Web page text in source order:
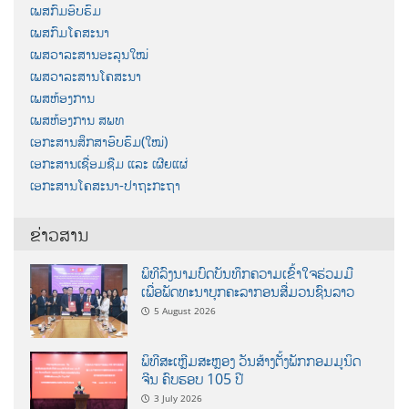
ເພສກົມອົບຮົມ
ເພສກົມໂຄສະນາ
ເພສວາລະສານອະລຸນໃໝ່
ເພສວາລະສານໂຄສະນາ
ເພສຫ້ອງການ
ເພສຫ້ອງການ ສພທ
ເອກະສານສຶກສາອົບຮົມ(ໃໝ່)
ເອກະສານເຊື່ອມຊືມ ແລະ ເຜີຍແຜ່
ເອກະສານໂຄສະນາ-ປາຖະກະຖາ
ຂ່າວສານ
ພິທີລົງນາມບົດບັນທຶກຄວາມເຂົ້າໃຈຮ່ວມມື
ເພື່ອພັດທະນາບຸກຄະລາກອນສື່ມວນຊົນລາວ
5 August 2026
ພິທີສະເຫຼີມສະຫຼອງ ວັນສ້າງຕັ້ງພັກກອມມູນິດ
ຈີນ ຄົບຮອບ 105 ປີ
3 July 2026